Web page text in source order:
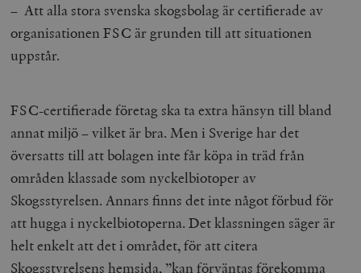
– Att alla stora svenska skogsbolag är certifierade av
organisationen FSC är grunden till att situationen
uppstår.
FSC-certifierade företag ska ta extra hänsyn till bland
annat miljö – vilket är bra. Men i Sverige har det
översatts till att bolagen inte får köpa in träd från
områden klassade som nyckelbiotoper av
Skogsstyrelsen. Annars finns det inte något förbud för
att hugga i nyckelbiotoperna. Det klassningen säger är
helt enkelt att det i området, för att citera
Skogsstyrelsens hemsida, ”kan förväntas förekomma